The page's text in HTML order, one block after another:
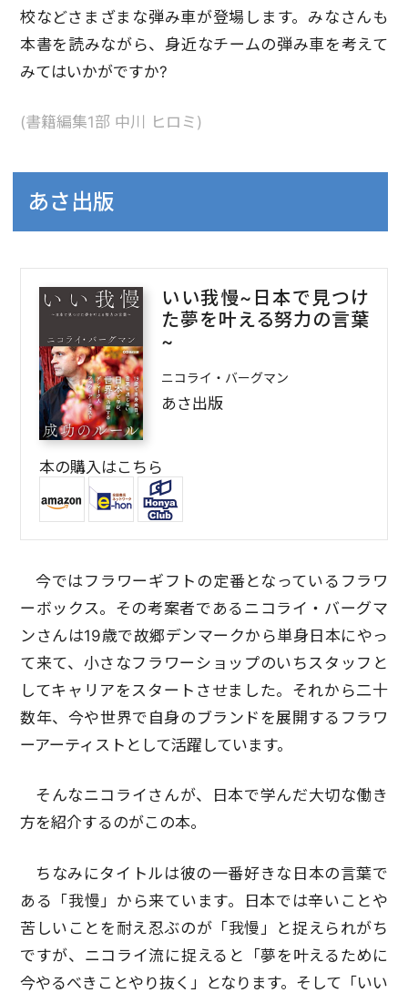
校などさまざまな弾み車が登場します。みなさんも
本書を読みながら、身近なチームの弾み車を考えて
みてはいかがですか?
(書籍編集1部 中川 ヒロミ)
あさ出版
いい我慢~日本で見つけ
た夢を叶える努力の言葉
~
ニコライ・バーグマン
あさ出版
本の購入はこちら
今ではフラワーギフトの定番となっているフラワ
ーボックス。その考案者であるニコライ・バーグマ
ンさんは19歳で故郷デンマークから単身日本にやっ
て来て、小さなフラワーショップのいちスタッフと
してキャリアをスタートさせました。それから二十
数年、今や世界で自身のブランドを展開するフラワ
ーアーティストとして活躍しています。
そんなニコライさんが、日本で学んだ大切な働き
方を紹介するのがこの本。
ちなみにタイトルは彼の一番好きな日本の言葉で
ある「我慢」から来ています。日本では辛いことや
苦しいことを耐え忍ぶのが「我慢」と捉えられがち
ですが、ニコライ流に捉えると「夢を叶えるために
今やるべきことやり抜く」となります。そして「いい